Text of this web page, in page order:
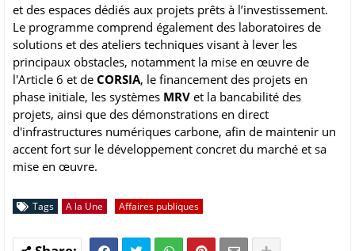
et des espaces dédiés aux projets prêts à l’investissement.
Le programme comprend également des laboratoires de
solutions et des ateliers techniques visant à lever les
principaux obstacles, notamment la mise en œuvre de
l'Article 6 et de CORSIA, le financement des projets en
phase initiale, les systèmes MRV et la bancabilité des
projets, ainsi que des démonstrations en direct
d'infrastructures numériques carbone, afin de maintenir un
accent fort sur le développement concret du marché et sa
mise en œuvre.
Tags A la Une Affaires publiques